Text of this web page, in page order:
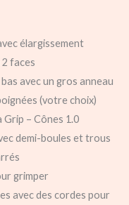
élargissement
2 faces
avec un gros anneau
(votre choix)
– Cônes 1.0
demi-boules et trous
grimper
avec des cordes pour